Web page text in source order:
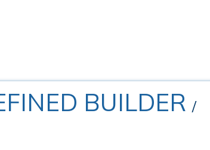
BUILDER /